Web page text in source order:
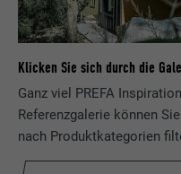
Klicken Sie sich durch die
Ganz viel PREFA
Referenzgalerie können
nach Produktkategorien